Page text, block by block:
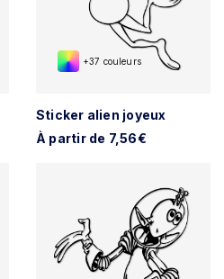
+37 couleurs
Sticker alien joyeux
À partir de 7,56€